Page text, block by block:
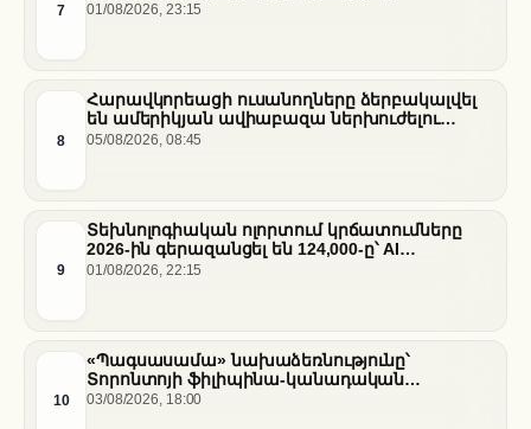
7 01/08/2026, 23:15
8
Հարավկորեացի ուսանողները ձերբակալվել
են ամերիկյան ավիաբազա ներխուժելու
համար
05/08/2026, 08:45
9
Տեխնոլոգիական ոլորտում կրճատումները
2026-ին գերազանցել են 124,000-ը՝ AI
ենթակառուցվածքների վերաբաշխման ֆոնին
01/08/2026, 22:15
10
«Պագսասամա» նախաձեռնությունը՝
Տորոնտոյի ֆիլիպինա-կանադական
արվեստագետների համար
03/08/2026, 18:00